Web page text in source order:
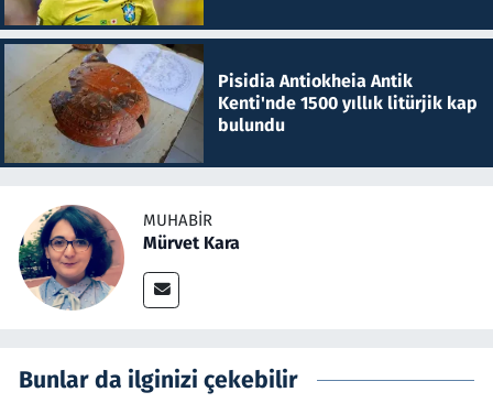
Pisidia Antiokheia Antik
Kenti'nde 1500 yıllık litürjik kap
bulundu
MUHABIR
Mürvet Kara
Bunlar da ilginizi çekebilir